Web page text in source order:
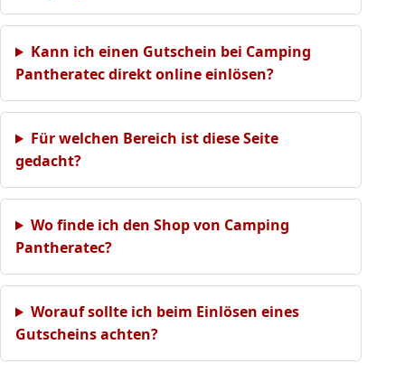
Kann ich einen Gutschein bei Camping
Pantheratec direkt online einlösen?
Für welchen Bereich ist diese Seite
gedacht?
Wo finde ich den Shop von Camping
Pantheratec?
Worauf sollte ich beim Einlösen eines
Gutscheins achten?